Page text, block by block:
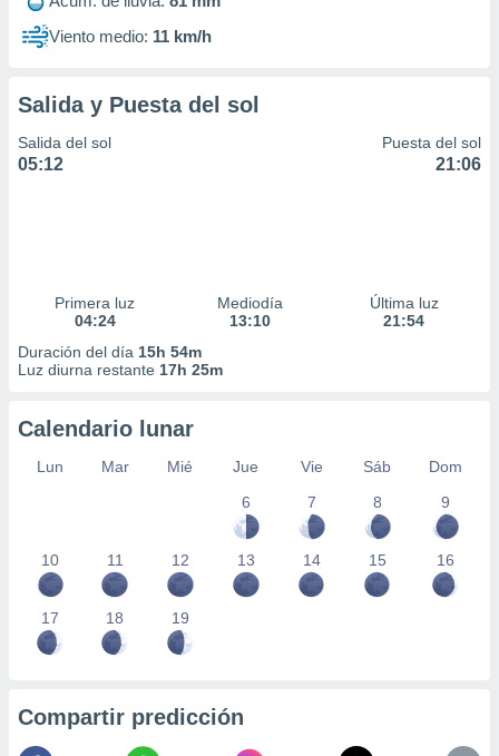
Viento medio: 11 km/h
Salida y Puesta del sol
Salida del sol
05:12
Puesta del sol
21:06
Primera luz
04:24
Mediodía
13:10
Última luz
21:54
Duración del día 15h 54m
Luz diurna restante 17h 25m
Calendario lunar
Lun Mar Mié Jue Vie Sáb
Dom
6
7 8 9
10 11 12 13 14 15 16
17 18 19
Compartir predicción